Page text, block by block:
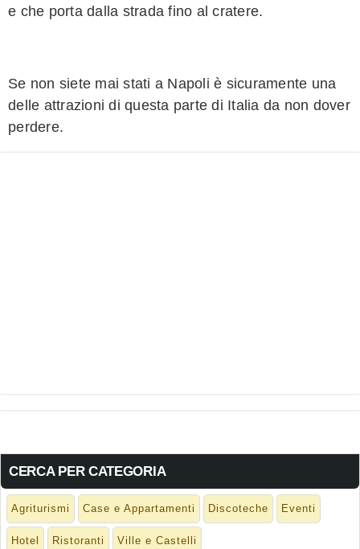
e che porta dalla strada fino al cratere.
Se non siete mai stati a Napoli è sicuramente una
delle attrazioni di questa parte di Italia da non dover
perdere.
CERCA PER CATEGORIA
Agriturismi Case e Appartamenti Discoteche Eventi
Hotel Ristoranti Ville e Castelli